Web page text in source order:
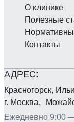
Красногорск,
г. Москва,
Ежедневно 9:00
О клинике
Полезные
Контакты